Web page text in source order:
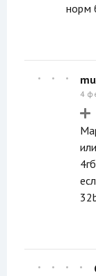
норм
4